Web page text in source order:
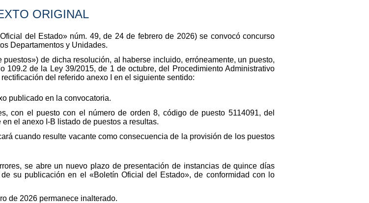
ORIGINAL
del Estado» núm. 49, de 24 de febrero de 2026) se convocó concurso
Departamentos y Unidades.
de dicha resolución, al haberse incluido, erróneamente, un puesto,
109.2 de la Ley 39/2015, de 1 de octubre, del Procedimiento Administrativo
del referido anexo I en el siguiente sentido:
publicado en la convocatoria.
con el puesto con el número de orden 8, código de puesto 5114091, del
el anexo I-B listado de puestos a resultas.
cuando resulte vacante como consecuencia de la provisión de los puestos
se abre un nuevo plazo de presentación de instancias de quince días
su publicación en el «Boletín Oficial del Estado», de conformidad con lo
de 2026 permanece inalterado.